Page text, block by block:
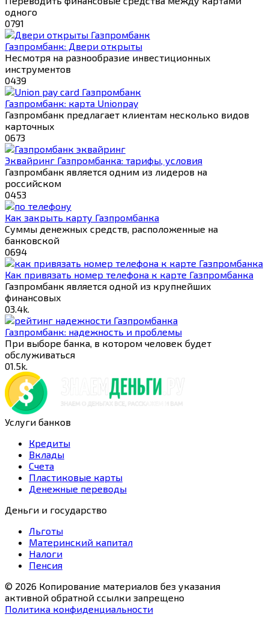
одного
0791
Газпромбанк: Двери открыты
Несмотря на разнообразие инвестиционных
инструментов
0439
Газпромбанк: карта Unionpay
Газпромбанк предлагает клиентам несколько видов
карточных
0673
Эквайринг Газпромбанка: тарифы, условия
Газпромбанк является одним из лидеров на
российском
0453
Как закрыть карту Газпромбанка
Суммы денежных средств, расположенные на
банковской
0694
Как привязать номер телефона к карте Газпромбанка
Газпромбанк является одной из крупнейших
финансовых
03.4k.
Газпромбанк: надежность и проблемы
При выборе банка, в котором человек будет
обслуживаться
01.5k.
Услуги банков
Кредиты
Вклады
Счета
Пластиковые карты
Денежные переводы
Деньги и государство
Льготы
Материнский капитал
Налоги
Пенсия
© 2026 Копирование материалов без указания
активной обратной ссылки запрещено
Политика конфиденциальности